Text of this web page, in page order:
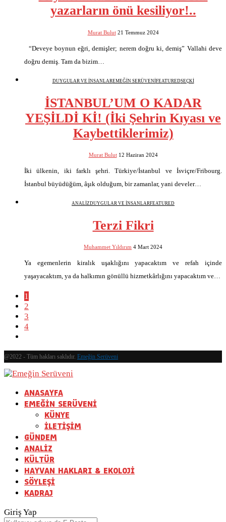
yazarların önü kesiliyor!..
Murat Bulut 21 Temmuz 2024
“Deveye boynun eğri, demişler; nerem doğru ki, demiş” Vallahi deve
doğru demiş. Tam da bizim…
DUYGULAR VE İNSANLAREMEĞİN SERÜVENİFEATUREDSEÇKİ
İSTANBUL’UM O KADAR
YEŞİLDİ Kİ! (İki Şehrin Kıyası ve
Kaybettiklerimiz)
Murat Bulut 12 Haziran 2024
İki ülkenin, iki farklı şehri. Türkiye/İstanbul ve İsviçre/Fribourg.
İstanbul büyüdüğüm, âşık olduğum, bir zamanlar, yani develer…
ANALİZDUYGULAR VE İNSANLARFEATURED
Terzi Fikri
Muhammet Yıldırım 4 Mart 2024
Ya egemenlerin kiralık uşaklığını yapacaktım ve refah içinde
yaşayacaktım, ya da halkımın gönüllü hizmetkârlığını yapacaktım ve…
1
2
3
4
@2022 - Tüm hakları saklıdır. Emeğin Serüveni
ANASAYFA
EMEĞİN SERÜVENİ
KÜNYE
İLETİŞİM
GÜNDEM
ANALİZ
KÜLTÜR
HAYVAN HAKLARI & EKOLOJİ
SÖYLEŞİ
KADRAJ
Giriş Yap